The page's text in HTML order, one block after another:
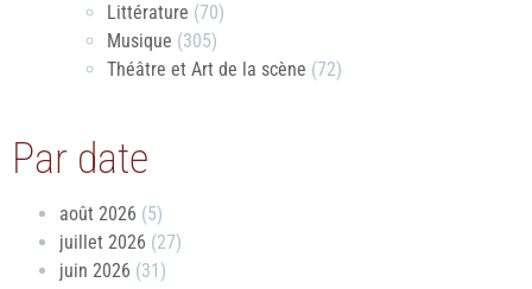
Littérature (70)
Musique (305)
Théâtre et Art de la scène (72)
Par date
août 2026 (5)
juillet 2026 (27)
juin 2026 (31)